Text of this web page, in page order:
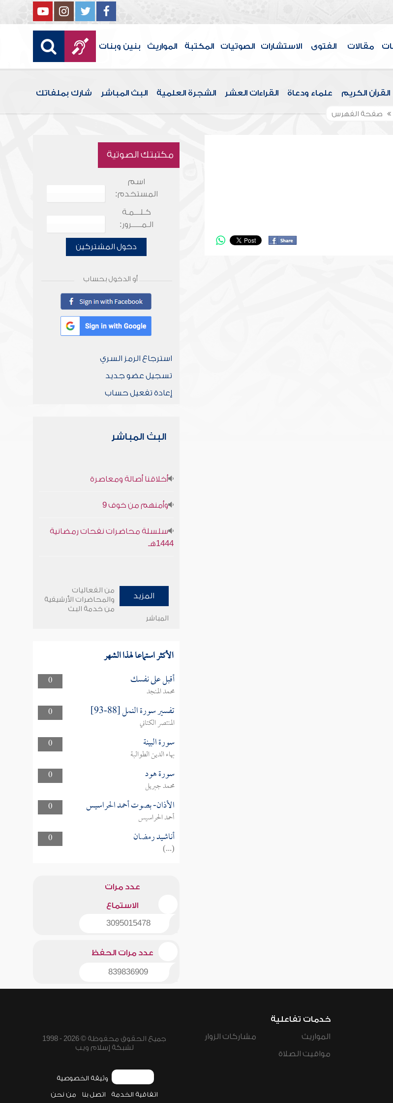
مقالات الفتوى الاستشارات الصوتيات المكتبة المواريث بنين وبنات
القرآن الكريم علماء ودعاة القراءات العشر الشجرة العلمية البث المباشر شارك بملفاتك
صفحة الفهرس
مكتبتك الصوتية
اسم
المستخدم:
كـلـــمـة
الـمـــــرور:
دخول المشتركين
أو الدخول بحساب
استرجاع الرمز السري
تسجيل عضو جديد
إعادة تفعيل حساب
البث المباشر
أخلاقنا أصالة ومعاصرة
وأمنهم من خوف 9
سلسلة محاضرات نفحات رمضانية
1444هـ
المزيد
من الفعاليات
والمحاضرات الأرشيفية
من خدمة البث
المباشر
الأكثر استماعا لهذا الشهر
0 أقبل على نفسك
محمد المنجد
0
تفسير سورة النمل [88-93]
المنتصر الكتاني
0
سورة البينة
بهاء الدين الطوالبة
0
سورة هود
محمد جبريل
0
الأذان- بصوت أحمد الحراسيس
أحمد الحراسيس
0
أناشيد رمضان
(...)
عدد مرات
الاستماع
3095015478
عدد مرات الحفظ
839836909
خدمات تفاعلية
المواريث
مواقيت الصلاة
مشاركات الزوار
جميع الحقوق محفوظة © 2026 - 1998
لشبكة إسلام ويب
وثيقة الخصوصية
اتفاقية الخدمة اتصل بنا من نحن